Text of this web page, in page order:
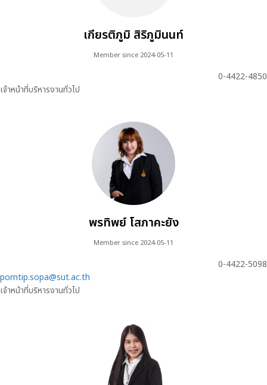
เกียรติภูมิ สิริภูมินนท์
Member since 2024-05-11
0-4422-4850
เจ้าหน้าที่บริหารงานทั่วไป
พรทิพย์ โสภาคะยัง
Member since 2024-05-11
0-4422-5098
porntip.sopa@sut.ac.th
เจ้าหน้าที่บริหารงานทั่วไป